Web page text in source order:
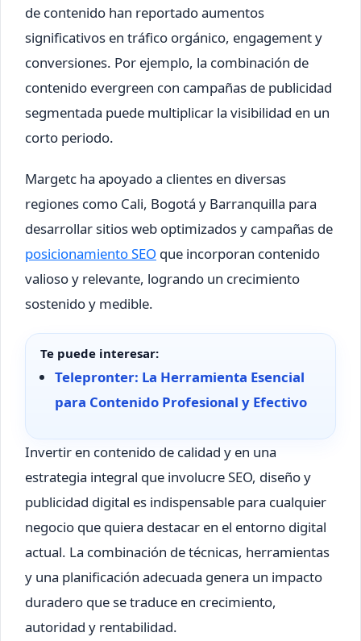
de contenido han reportado aumentos
significativos en tráfico orgánico, engagement y
conversiones. Por ejemplo, la combinación de
contenido evergreen con campañas de publicidad
segmentada puede multiplicar la visibilidad en un
corto periodo.
Margetc ha apoyado a clientes en diversas
regiones como Cali, Bogotá y Barranquilla para
desarrollar sitios web optimizados y campañas de
posicionamiento SEO que incorporan contenido
valioso y relevante, logrando un crecimiento
sostenido y medible.
Te puede interesar:
Telepronter: La Herramienta Esencial
para Contenido Profesional y Efectivo
Invertir en contenido de calidad y en una
estrategia integral que involucre SEO, diseño y
publicidad digital es indispensable para cualquier
negocio que quiera destacar en el entorno digital
actual. La combinación de técnicas, herramientas
y una planificación adecuada genera un impacto
duradero que se traduce en crecimiento,
autoridad y rentabilidad.